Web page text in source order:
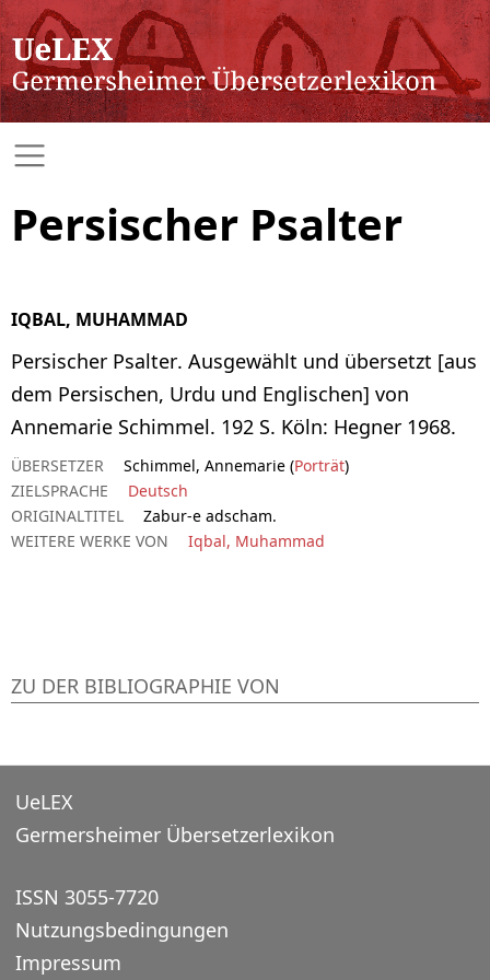
Persischer Psalter
IQBAL, MUHAMMAD
Persischer Psalter. Ausgewählt und übersetzt [aus
dem Persischen, Urdu und Englischen] von
Annemarie Schimmel. 192 S. Köln: Hegner 1968.
ÜBERSETZER Schimmel, Annemarie (Porträt)
ZIELSPRACHE
Deutsch
ORIGINALTITEL
Zabur-e adscham.
WEITERE WERKE VON
Iqbal, Muhammad
ZU DER BIBLIOGRAPHIE VON
UeLEX
Germersheimer Übersetzerlexikon
ISSN 3055-7720
Nutzungsbedingungen
Impressum